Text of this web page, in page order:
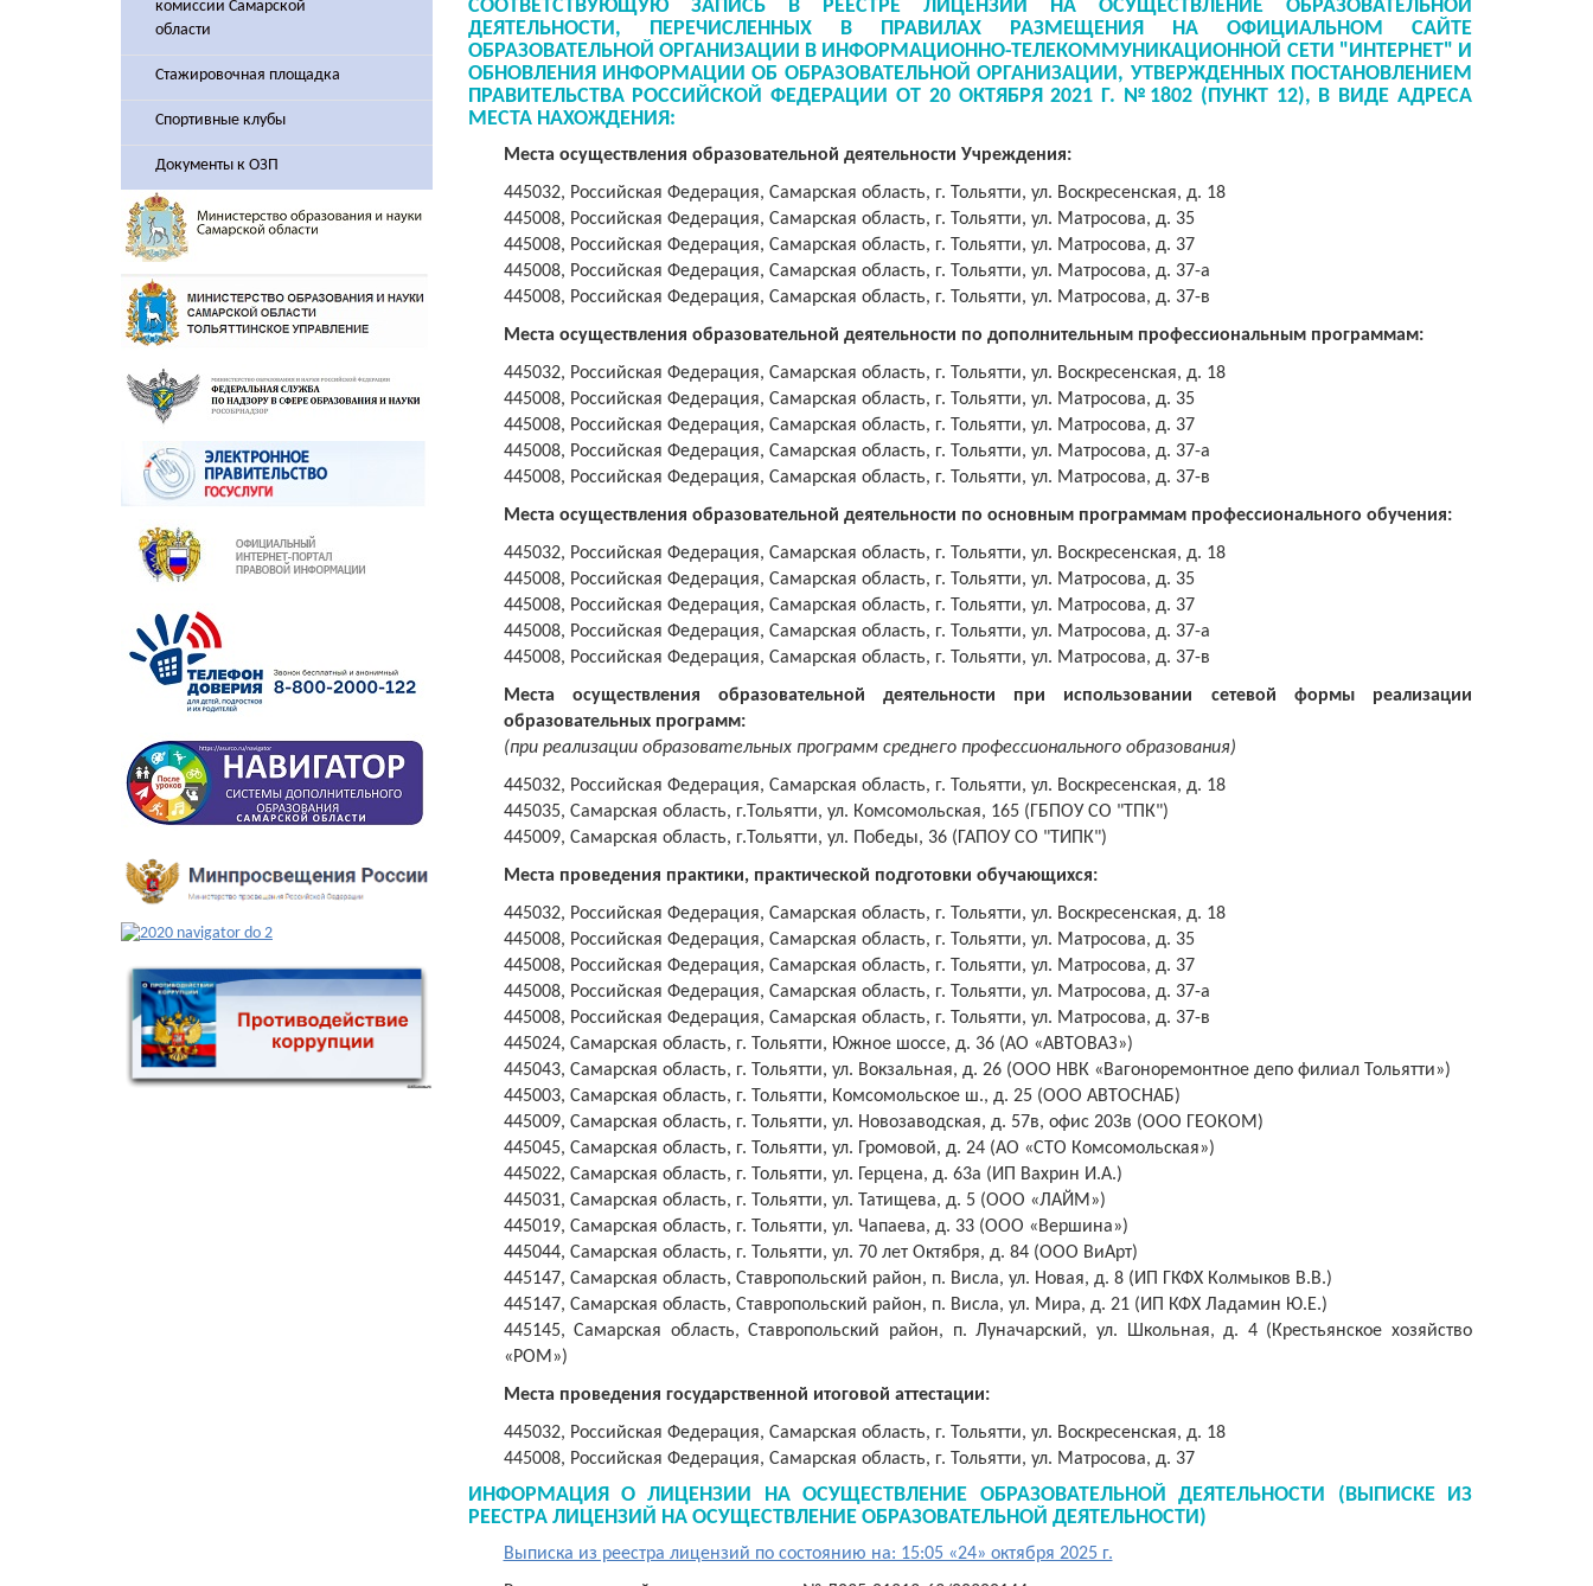
комиссии Самарской
области
Стажировочная площадка
Спортивные клубы
Документы к ОЗП
СООТВЕТСТВУЮЩУЮ ЗАПИСЬ В РЕЕСТРЕ ЛИЦЕНЗИЙ НА ОСУЩЕСТВЛЕНИЕ ОБРАЗОВАТЕЛЬНОЙ
ДЕЯТЕЛЬНОСТИ, ПЕРЕЧИСЛЕННЫХ В ПРАВИЛАХ РАЗМЕЩЕНИЯ НА ОФИЦИАЛЬНОМ САЙТЕ
ОБРАЗОВАТЕЛЬНОЙ ОРГАНИЗАЦИИ В ИНФОРМАЦИОННО-ТЕЛЕКОММУНИКАЦИОННОЙ СЕТИ "ИНТЕРНЕТ" И
ОБНОВЛЕНИЯ ИНФОРМАЦИИ ОБ ОБРАЗОВАТЕЛЬНОЙ ОРГАНИЗАЦИИ, УТВЕРЖДЕННЫХ ПОСТАНОВЛЕНИЕМ
ПРАВИТЕЛЬСТВА РОССИЙСКОЙ ФЕДЕРАЦИИ ОТ 20 ОКТЯБРЯ 2021 Г. №1802 (ПУНКТ 12), В ВИДЕ АДРЕСА
МЕСТА НАХОЖДЕНИЯ:
Места осуществления образовательной деятельности Учреждения:
445032, Российская Федерация, Самарская область, г. Тольятти, ул. Воскресенская, д. 18
445008, Российская Федерация, Самарская область, г. Тольятти, ул. Матросова, д. 35
445008, Российская Федерация, Самарская область, г. Тольятти, ул. Матросова, д. 37
445008, Российская Федерация, Самарская область, г. Тольятти, ул. Матросова, д. 37-а
445008, Российская Федерация, Самарская область, г. Тольятти, ул. Матросова, д. 37-в
Места осуществления образовательной деятельности по дополнительным профессиональным программам:
445032, Российская Федерация, Самарская область, г. Тольятти, ул. Воскресенская, д. 18
445008, Российская Федерация, Самарская область, г. Тольятти, ул. Матросова, д. 35
445008, Российская Федерация, Самарская область, г. Тольятти, ул. Матросова, д. 37
445008, Российская Федерация, Самарская область, г. Тольятти, ул. Матросова, д. 37-а
445008, Российская Федерация, Самарская область, г. Тольятти, ул. Матросова, д. 37-в
Места осуществления образовательной деятельности по основным программам профессионального обучения:
445032, Российская Федерация, Самарская область, г. Тольятти, ул. Воскресенская, д. 18
445008, Российская Федерация, Самарская область, г. Тольятти, ул. Матросова, д. 35
445008, Российская Федерация, Самарская область, г. Тольятти, ул. Матросова, д. 37
445008, Российская Федерация, Самарская область, г. Тольятти, ул. Матросова, д. 37-а
445008, Российская Федерация, Самарская область, г. Тольятти, ул. Матросова, д. 37-в
Места осуществления образовательной деятельности при использовании сетевой формы реализации
образовательных программ:
(при реализации образовательных программ среднего профессионального образования)
445032, Российская Федерация, Самарская область, г. Тольятти, ул. Воскресенская, д. 18
445035, Самарская область, г.Тольятти, ул. Комсомольская, 165 (ГБПОУ СО "ТПК")
445009, Самарская область, г.Тольятти, ул. Победы, 36 (ГАПОУ СО "ТИПК")
Места проведения практики, практической подготовки обучающихся:
445032, Российская Федерация, Самарская область, г. Тольятти, ул. Воскресенская, д. 18
445008, Российская Федерация, Самарская область, г. Тольятти, ул. Матросова, д. 35
445008, Российская Федерация, Самарская область, г. Тольятти, ул. Матросова, д. 37
445008, Российская Федерация, Самарская область, г. Тольятти, ул. Матросова, д. 37-а
445008, Российская Федерация, Самарская область, г. Тольятти, ул. Матросова, д. 37-в
445024, Самарская область, г. Тольятти, Южное шоссе, д. 36 (АО «АВТОВАЗ»)
445043, Самарская область, г. Тольятти, ул. Вокзальная, д. 26 (ООО НВК «Вагоноремонтное депо филиал Тольятти»)
445003, Самарская область, г. Тольятти, Комсомольское ш., д. 25 (ООО АВТОСНАБ)
445009, Самарская область, г. Тольятти, ул. Новозаводская, д. 57в, офис 203в (ООО ГЕОКОМ)
445045, Самарская область, г. Тольятти, ул. Громовой, д. 24 (АО «СТО Комсомольская»)
445022, Самарская область, г. Тольятти, ул. Герцена, д. 63а (ИП Вахрин И.А.)
445031, Самарская область, г. Тольятти, ул. Татищева, д. 5 (ООО «ЛАЙМ»)
445019, Самарская область, г. Тольятти, ул. Чапаева, д. 33 (ООО «Вершина»)
445044, Самарская область, г. Тольятти, ул. 70 лет Октября, д. 84 (ООО ВиАрт)
445147, Самарская область, Ставропольский район, п. Висла, ул. Новая, д. 8 (ИП ГКФХ Колмыков В.В.)
445147, Самарская область, Ставропольский район, п. Висла, ул. Мира, д. 21 (ИП КФХ Ладамин Ю.Е.)
445145, Самарская область, Ставропольский район, п. Луначарский, ул. Школьная, д. 4 (Крестьянское хозяйство
«РОМ»)
Места проведения государственной итоговой аттестации:
445032, Российская Федерация, Самарская область, г. Тольятти, ул. Воскресенская, д. 18
445008, Российская Федерация, Самарская область, г. Тольятти, ул. Матросова, д. 37
ИНФОРМАЦИЯ О ЛИЦЕНЗИИ НА ОСУЩЕСТВЛЕНИЕ ОБРАЗОВАТЕЛЬНОЙ ДЕЯТЕЛЬНОСТИ (ВЫПИСКЕ ИЗ
РЕЕСТРА ЛИЦЕНЗИЙ НА ОСУЩЕСТВЛЕНИЕ ОБРАЗОВАТЕЛЬНОЙ ДЕЯТЕЛЬНОСТИ)
Выписка из реестра лицензий по состоянию на: 15:05 «24» октября 2025 г.